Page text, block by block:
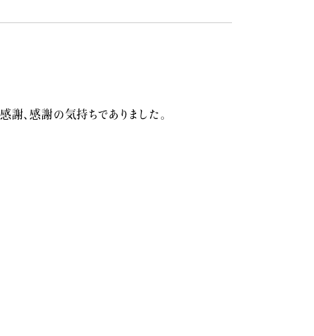
、感謝の気持ちでありました。